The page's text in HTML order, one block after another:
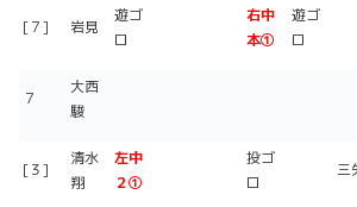
[７] 岩見
遊ゴ
ロ
右中
本①
遊ゴ
ロ
７
大西
駿
[３]
清水
翔
左中
２①
投ゴ
ロ
三